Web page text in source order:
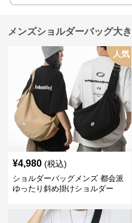
メンズショルダーバッグ大
人気
¥4,980 (税込)
ショルダーバッグメンズ 都会派
ゆったり斜め掛けショルダー